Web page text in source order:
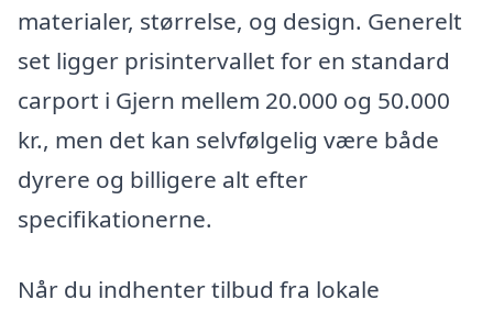
materialer, størrelse, og design. Generelt
set ligger prisintervallet for en standard
carport i Gjern mellem 20.000 og 50.000
kr., men det kan selvfølgelig være både
dyrere og billigere alt efter
specifikationerne.
Når du indhenter tilbud fra lokale